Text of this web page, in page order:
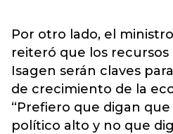
Por otro lado, el
reiteró que los recursos
Isagen serán claves
de crecimiento de la
“Prefiero que digan
político alto y no que